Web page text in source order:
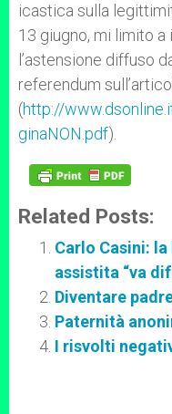
icastica sulla
13 giugno, mi limito
l’astensione diffuso
referendum
(http://
ginaNON.pdf).
Related Posts:
Carlo Casini:
assistita “va
Diventare
Paternità
I risvolti